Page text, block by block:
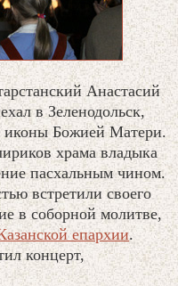
Анастасий
в Зеленодольск,
иконы Божией Матери.
храма владыка
пасхальным чином.
встретили своего
в соборной молитве,
епархии.
концерт,